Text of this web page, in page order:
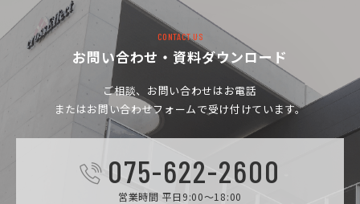
CONTACT US
お問い合わせ・資料ダウンロード
ご相談、お問い合わせはお電話
またはお問い合わせフォームで受け付けています。
075-622-2600
営業時間 平日9:00～18:00